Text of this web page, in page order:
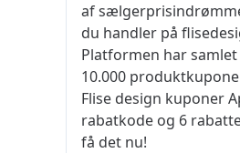
af
du handler på
Platformen har
10.000
Flise design kuponer
rabatkode og 6
få det nu!